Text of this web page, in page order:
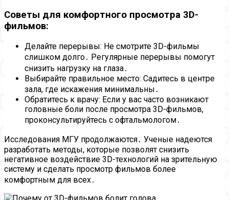
Советы для комфортного просмотра 3D-
фильмов:
Делайте перерывы: Не смотрите 3D-фильмы
слишком долго․ Регулярные перерывы помогут
снизить нагрузку на глаза․
Выбирайте правильное место: Садитесь в центре
зала, где искажения минимальны․
Обратитесь к врачу: Если у вас часто возникают
головные боли после просмотра 3D-фильмов,
проконсультируйтесь с офтальмологом․
Исследования МГУ продолжаются․ Ученые надеются
разработать методы, которые позволят снизить
негативное воздействие 3D-технологий на зрительную
систему и сделать просмотр фильмов более
комфортным для всех․